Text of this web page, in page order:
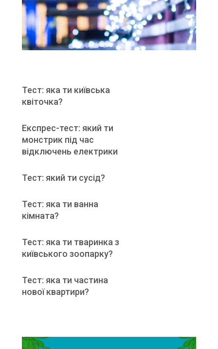
Тест: яка ти київська
квіточка?
Експрес-тест: який ти
монстрик під час
відключень електрики
Тест: який ти сусід?
Тест: яка ти ванна
кімната?
Тест: яка ти тваринка з
київського зоопарку?
Тест: яка ти частина
нової квартири?